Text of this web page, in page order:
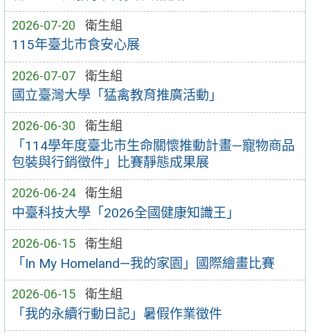
2026-07-20 衛生組
115年臺北市食安心展
2026-07-07 衛生組
國立臺灣大學「猛禽教育推廣活動」
2026-06-30 衛生組
「114學年度臺北市生命關懷推動計畫—寵物商品
包裝與行銷徵件」比賽靜態成果展
2026-06-24 衛生組
中臺科技大學「2026全國健康知識王」
2026-06-15 衛生組
「In My Homeland—我的家園」國際繪畫比賽
2026-06-15 衛生組
「我的永續行動日記」暑假作業徵件